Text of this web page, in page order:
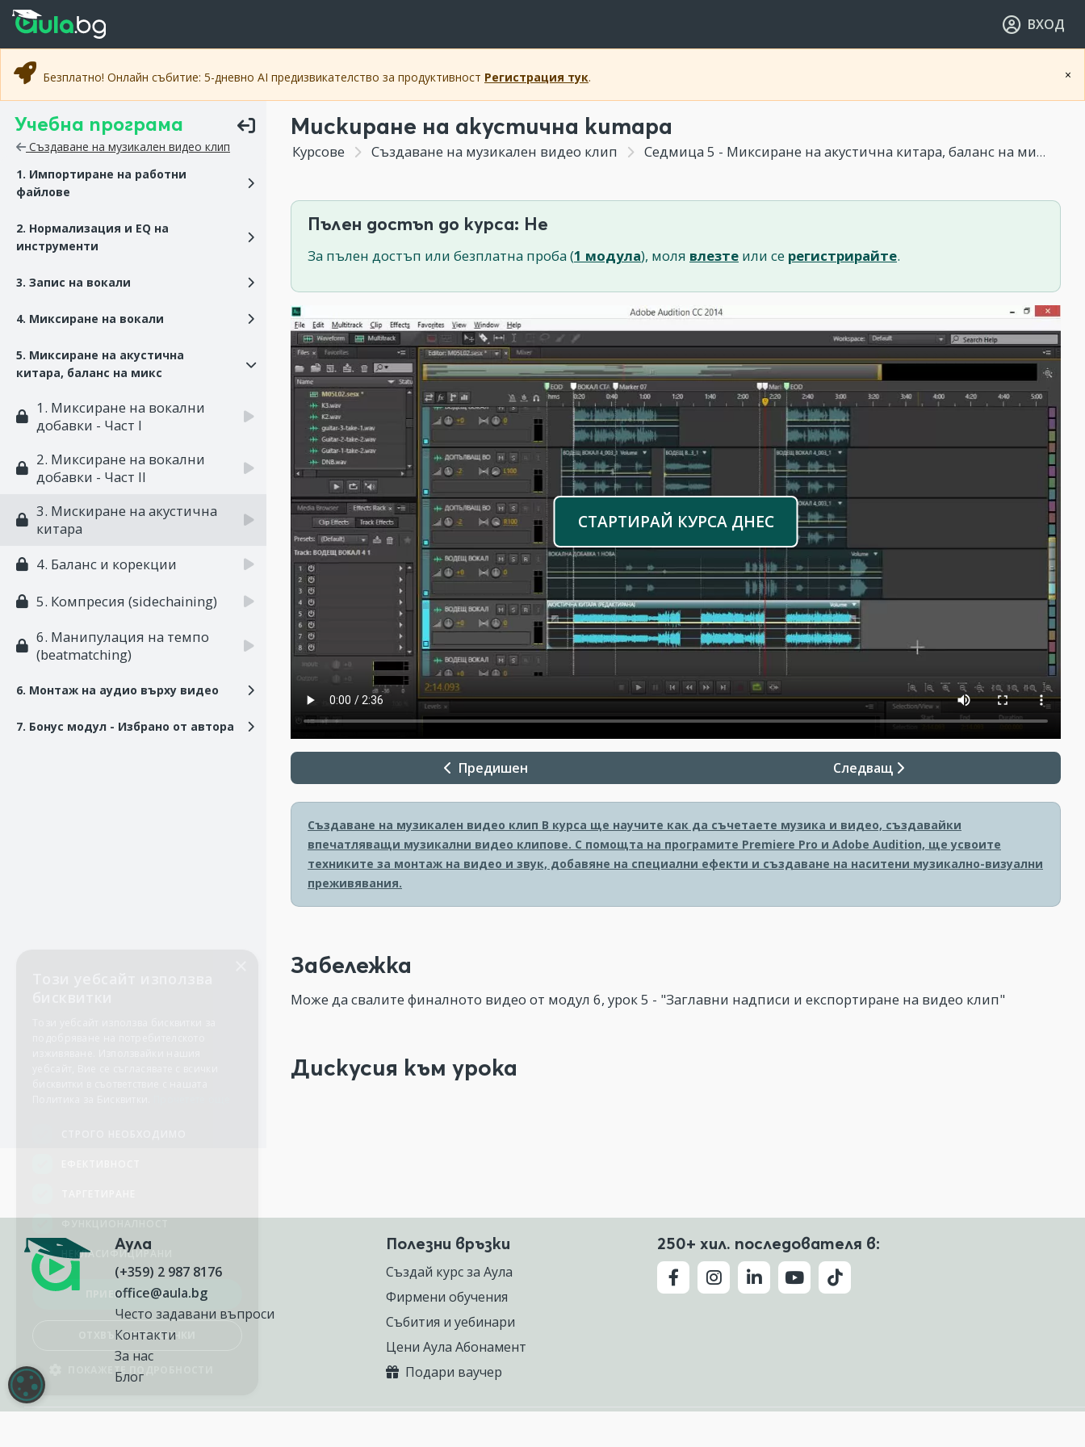
Прескочи към основното съдържание
Прескочи към навигацията
ВХОД
×
Безплатно! Онлайн събитие: 5-дневно AI предизвикателство за продуктивност Регистрация тук.
Учебна програма
Създаване на музикален видео клип
1. Импортиране на работни
файлове
2. Нормализация и EQ на
инструменти
3. Запис на вокали
4. Миксиране на вокали
5. Миксиране на акустична
китара, баланс на микс
1. Миксиране на вокални
добавки - Част I
2. Миксиране на вокални
добавки - Част II
3. Мискиране на акустична
китара
4. Баланс и корекции
5. Компресия (sidechaining)
6. Манипулация на темпо
(beatmatching)
6. Монтаж на аудио върху видео
7. Бонус модул - Избрано от автора
Мискиране на акустична китара
Курсове Създаване на музикален видео клип Седмица 5 - Миксиране на акустична китара, баланс на микс
Пълен достъп до курса: Не
За пълен достъп или безплатна проба (1 модула), моля влезте или се регистрирайте.
СТАРТИРАЙ КУРСА ДНЕС
Предишен Следващ
Създаване на музикален видео клип В курса ще научите как да съчетаете музика и видео, създавайки
впечатляващи музикални видео клипове. С помощта на програмите Premiere Pro и Adobe Audition, ще усвоите
техниките за монтаж на видео и звук, добавяне на специални ефекти и създаване на наситени музикално-визуални
преживявания.
Забележка
Може да свалите финалното видео от модул 6, урок 5 - "Заглавни надписи и експортиране на видео клип"
Дискусия към урока
Аула
(+359) 2 987 8176
office@aula.bg
Често задавани въпроси
Контакти
За нас
Блог
Полезни връзки
Създай курс за Аула
Фирмени обучения
Събития и уебинари
Цени Аула Абонамент
Подари ваучер
250+ хил. последователя в:
НАСТРОЙКИ НА БИСКВИТКИТЕ